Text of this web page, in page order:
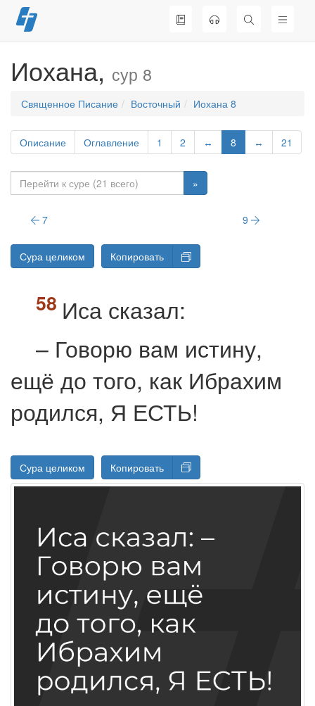
Перейти
к
Иохана, сур 8
Священное Писание Восточный Иохана 8
Описание Оглавление 1 2 ↔ 8 ↔ 21
»
7 9
Сура целиком Копировать
Иса сказал:
– Говорю вам истину,
ещё до того, как Ибрахим
родился, Я ЕСТЬ!
Сура целиком Копировать